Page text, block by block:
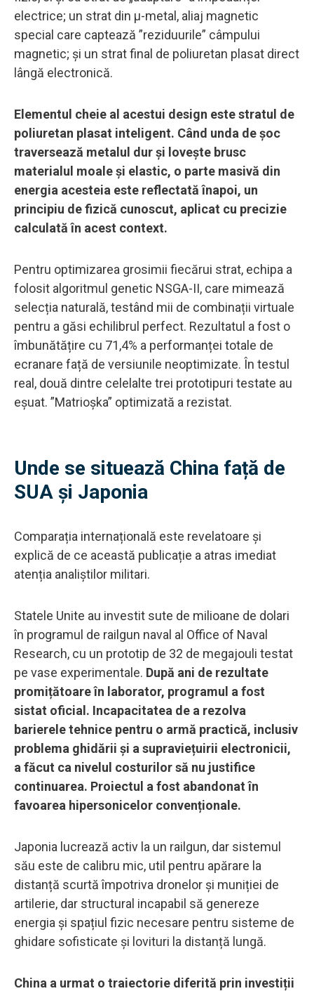
electrice; un strat din μ-metal, aliaj magnetic
special care captează ”reziduurile” câmpului
magnetic; și un strat final de poliuretan plasat direct
lângă electronică.
Elementul cheie al acestui design este stratul de
poliuretan plasat inteligent. Când unda de șoc
traversează metalul dur și lovește brusc
materialul moale și elastic, o parte masivă din
energia acesteia este reflectată înapoi, un
principiu de fizică cunoscut, aplicat cu precizie
calculată în acest context.
Pentru optimizarea grosimii fiecărui strat, echipa a
folosit algoritmul genetic NSGA-II, care mimează
selecția naturală, testând mii de combinații virtuale
pentru a găsi echilibrul perfect. Rezultatul a fost o
îmbunătățire cu 71,4% a performanței totale de
ecranare față de versiunile neoptimizate. În testul
real, două dintre celelalte trei prototipuri testate au
eșuat. ”Matrioșka” optimizată a rezistat.
Unde se situează China față de
SUA și Japonia
Comparația internațională este revelatoare și
explică de ce această publicație a atras imediat
atenția analiștilor militari.
Statele Unite au investit sute de milioane de dolari
în programul de railgun naval al Office of Naval
Research, cu un prototip de 32 de megajouli testat
pe vase experimentale. După ani de rezultate
promițătoare în laborator, programul a fost
sistat oficial. Incapacitatea de a rezolva
barierele tehnice pentru o armă practică, inclusiv
problema ghidării și a supraviețuirii electronicii,
a făcut ca nivelul costurilor să nu justifice
continuarea. Proiectul a fost abandonat în
favoarea hipersonicelor convenționale.
Japonia lucrează activ la un railgun, dar sistemul
său este de calibru mic, util pentru apărare la
distanță scurtă împotriva dronelor și muniției de
artilerie, dar structural incapabil să genereze
energia și spațiul fizic necesare pentru sisteme de
ghidare sofisticate și lovituri la distanță lungă.
China a urmat o traiectorie diferită prin investiții